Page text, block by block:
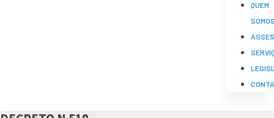
QUEM